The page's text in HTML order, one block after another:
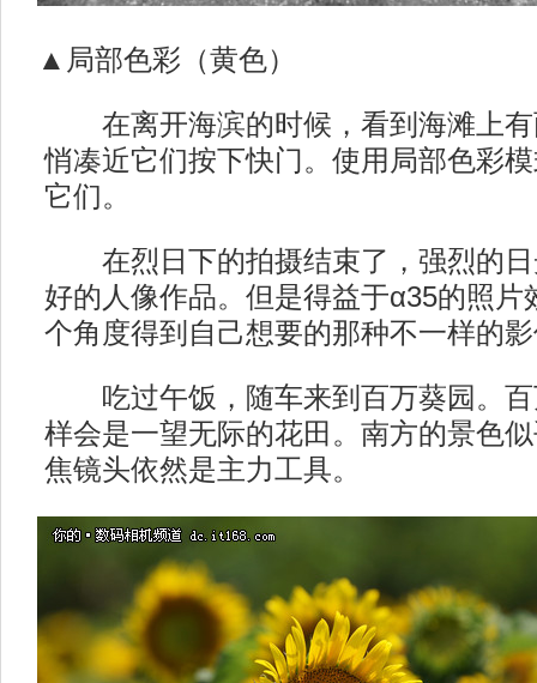
▲局部色彩（黄色）
在离开海滨的时候，看到海滩上有
悄凑近它们按下快门。使用局部色彩
它们。
在烈日下的拍摄结束了，强烈的日
好的人像作品。但是得益于α35的照片
个角度得到自己想要的那种不一样的
吃过午饭，随车来到百万葵园。百
样会是一望无际的花田。南方的景色
焦镜头依然是主力工具。